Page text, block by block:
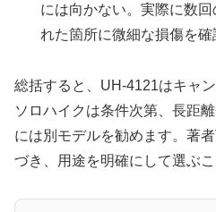
には向かない。実際に数
れた箇所に微細な損傷を確
総括すると、UH-4121はキャ
ソロハイクは条件次第、長距
には別モデルを勧めます。著
づき、用途を明確にして選ぶ